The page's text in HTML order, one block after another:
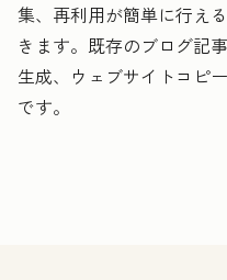
集、再利用が簡単に行え
きます。既存のブログ記
生成、ウェブサイトコピ
です。